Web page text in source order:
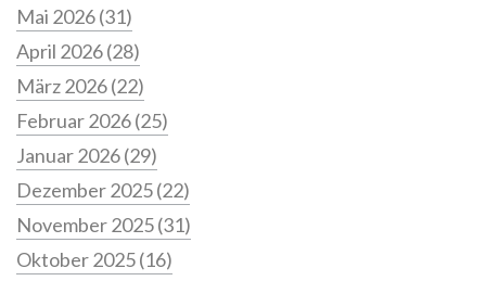
Mai 2026(31)
April 2026(28)
März 2026(22)
Februar 2026(25)
Januar 2026(29)
Dezember 2025(22)
November 2025(31)
Oktober 2025(16)